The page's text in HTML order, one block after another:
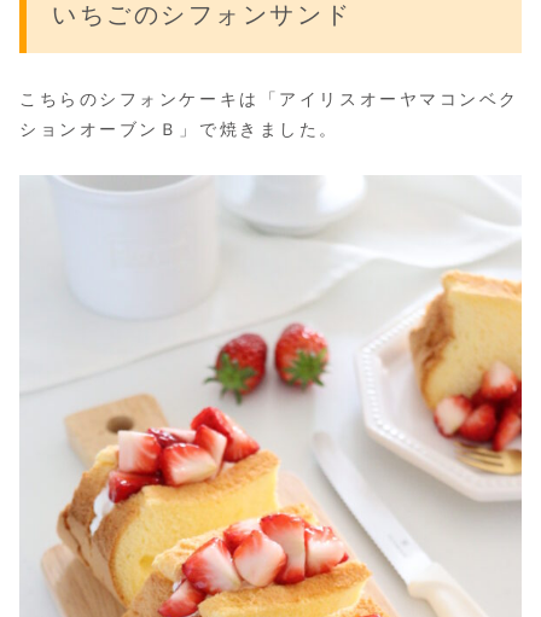
いちごのシフォンサンド
こちらのシフォンケーキは「アイリスオーヤマコンベク
ションオーブンＢ」で焼きました。